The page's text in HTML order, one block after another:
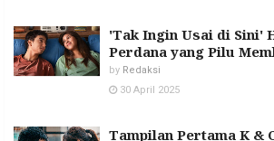
'Tak Ingin Usai di Sini'
Perdana yang Pilu
by Redaksi
30 April 2025
Tampilan Pertama K &